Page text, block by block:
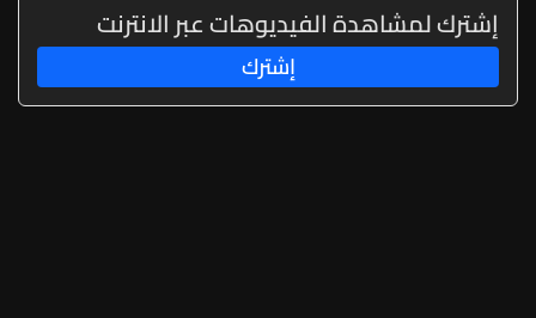
إشترك لمشاهدة الفيديوهات عبر الانترنت
إشترك